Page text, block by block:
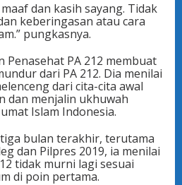
dan kasih sayang. Tidak
keberingasan atau cara
pungkasnya.
Penasehat PA 212 membuat
dari PA 212. Dia menilai
dari cita-cita awal
dan menjalin ukhuwah
Islam Indonesia.
bulan terakhir, terutama
dan Pilpres 2019, ia menilai
tidak murni lagi sesuai
di poin pertama.